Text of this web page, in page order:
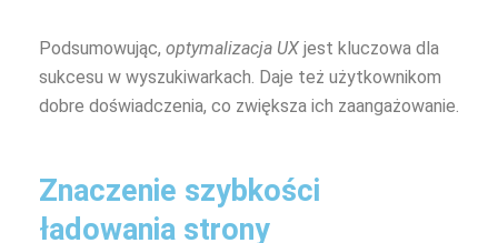
Podsumowując, optymalizacja UXjest kluczowa dla
sukcesu w wyszukiwarkach. Daje też użytkownikom
dobre doświadczenia, co zwiększa ich zaangażowanie.
Znaczenie szybkości
ładowania strony